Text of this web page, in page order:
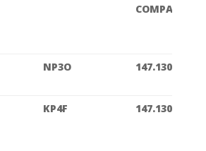
COMPARTIDA
NP3O 147.130
KP4F 147.130